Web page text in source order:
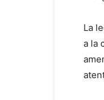
La
a la